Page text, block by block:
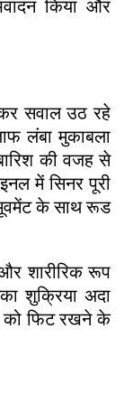
किया और
सवाल उठ रहे
लंबा मुकाबला
की वजह से
में सिनर पूरी
मूवमेंट के साथ रूड
शारीरिक रूप
शुक्रिया अदा
को फिट रखने के